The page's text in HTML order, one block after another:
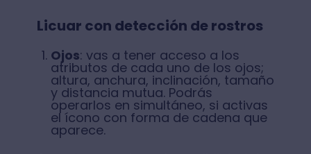
Licuar con detección de rostros
Ojos: vas a tener acceso a los
atributos de cada uno de los ojos;
altura, anchura, inclinación, tamaño
y distancia mutua. Podrás
operarlos en simultáneo, si activas
el ícono con forma de cadena que
aparece.